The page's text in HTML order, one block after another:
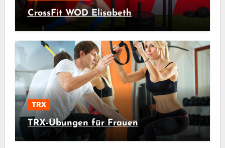
CrossFit WOD Elisabeth
TRX
TRX-Übungen für Frauen